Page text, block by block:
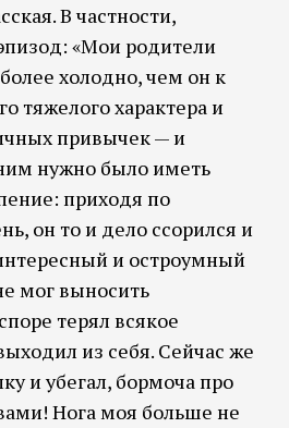
В частности,
«Мои родители
холодно, чем он к
тяжелого характера и
привычек — и
нужно было иметь
приходя по
он то и дело ссорился и
и остроумный
мог выносить
терял всякое
из себя. Сейчас же
и убегал, бормоча про
Нога моя больше не